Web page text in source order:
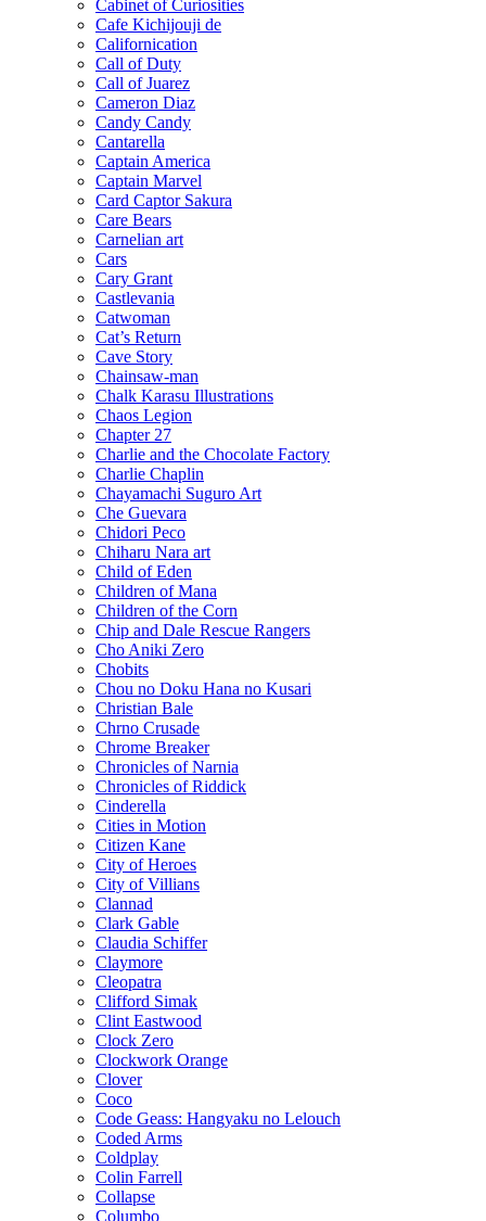
Cabinet of Curiosities
Cafe Kichijouji de
Californication
Call of Duty
Call of Juarez
Cameron Diaz
Candy Candy
Cantarella
Captain America
Captain Marvel
Card Captor Sakura
Care Bears
Carnelian art
Cars
Cary Grant
Castlevania
Catwoman
Cat’s Return
Cave Story
Chainsaw-man
Chalk Karasu Illustrations
Chaos Legion
Chapter 27
Charlie and the Chocolate Factory
Charlie Chaplin
Chayamachi Suguro Art
Che Guevara
Chidori Peco
Chiharu Nara art
Child of Eden
Children of Mana
Children of the Corn
Chip and Dale Rescue Rangers
Cho Aniki Zero
Chobits
Chou no Doku Hana no Kusari
Christian Bale
Chrno Crusade
Chrome Breaker
Chronicles of Narnia
Chronicles of Riddick
Cinderella
Cities in Motion
Citizen Kane
City of Heroes
City of Villians
Clannad
Clark Gable
Claudia Schiffer
Claymore
Cleopatra
Clifford Simak
Clint Eastwood
Clock Zero
Clockwork Orange
Clover
Coco
Code Geass: Hangyaku no Lelouch
Coded Arms
Coldplay
Colin Farrell
Collapse
Columbo